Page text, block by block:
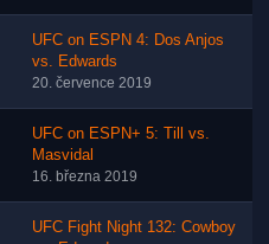
UFC on ESPN 4: Dos Anjos
vs. Edwards
20. července 2019
UFC on ESPN+ 5: Till vs.
Masvidal
16. března 2019
UFC Fight Night 132: Cowboy